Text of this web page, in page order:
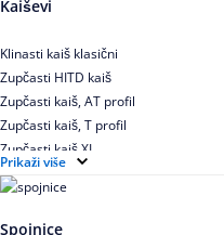
Kaiševi
Klinasti kaiš klasični
Zupčasti HITD kaiš
Zupčasti kaiš, AT profil
Zupčasti kaiš, T profil
Zupčasti kaiš XL
Zupčasti STD kaiš
Uskoprofilno klinasto remenje
Uskoprofilno klinasto remenje spojeno
Prikaži više
Spojnice